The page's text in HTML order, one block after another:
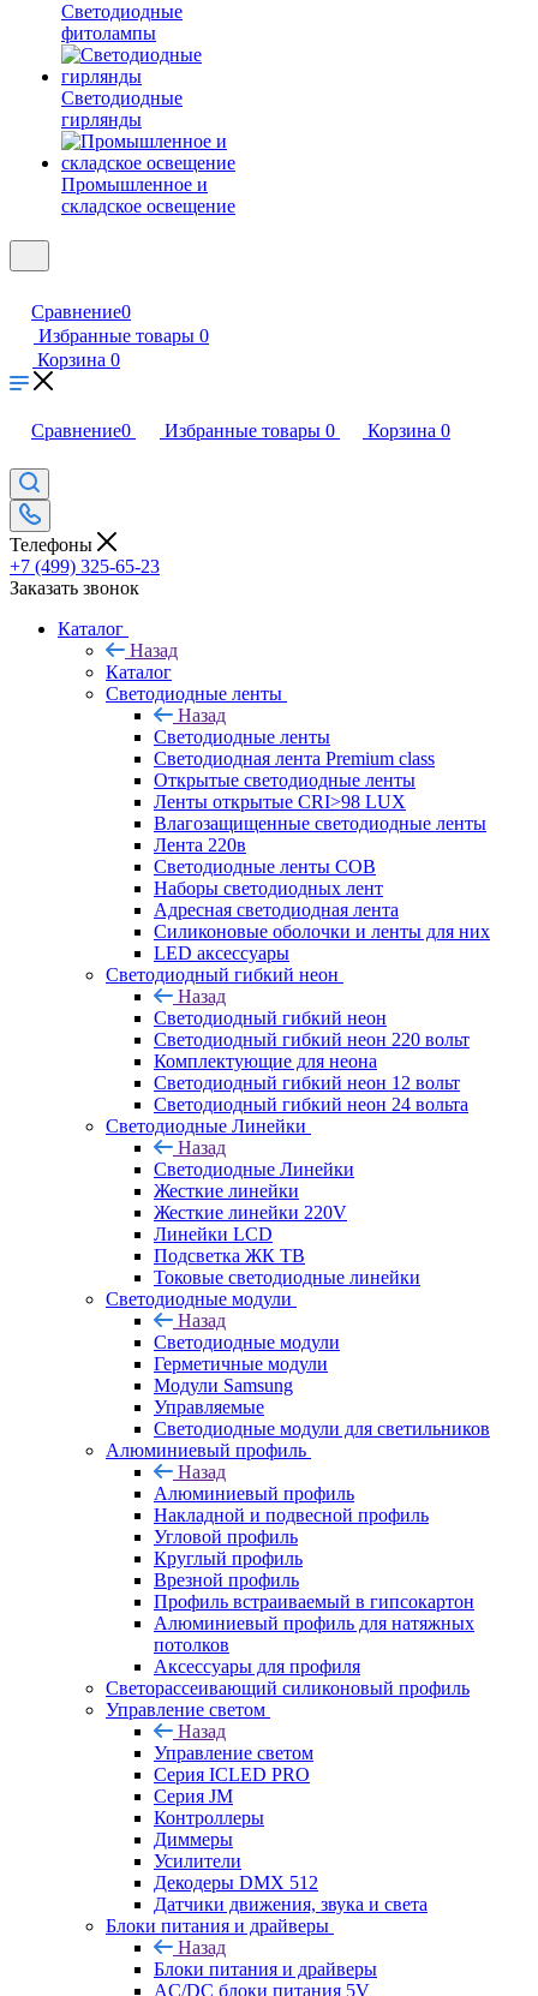
Светодиодные
фитолампы
Светодиодные
гирлянды
Промышленное и
складское освещение
Сравнение0
Избранные товары 0
Корзина 0
Сравнение0 Избранные товары 0 Корзина 0
Телефоны
+7 (499) 325-65-23
Заказать звонок
Каталог
Назад
Каталог
Светодиодные ленты
Назад
Светодиодные ленты
Светодиодная лента Premium class
Открытые светодиодные ленты
Ленты открытые CRI>98 LUX
Влагозащищенные светодиодные ленты
Лента 220в
Светодиодные ленты COB
Наборы светодиодных лент
Адресная светодиодная лента
Силиконовые оболочки и ленты для них
LED аксессуары
Светодиодный гибкий неон
Назад
Светодиодный гибкий неон
Светодиодный гибкий неон 220 вольт
Комплектующие для неона
Светодиодный гибкий неон 12 вольт
Светодиодный гибкий неон 24 вольта
Светодиодные Линейки
Назад
Светодиодные Линейки
Жесткие линейки
Жесткие линейки 220V
Линейки LCD
Подсветка ЖК ТВ
Токовые светодиодные линейки
Светодиодные модули
Назад
Светодиодные модули
Герметичные модули
Модули Samsung
Управляемые
Светодиодные модули для светильников
Алюминиевый профиль
Назад
Алюминиевый профиль
Накладной и подвесной профиль
Угловой профиль
Круглый профиль
Врезной профиль
Профиль встраиваемый в гипсокартон
Алюминиевый профиль для натяжных
потолков
Аксессуары для профиля
Светорассеивающий силиконовый профиль
Управление светом
Назад
Управление светом
Серия ICLED PRO
Серия JM
Контроллеры
Диммеры
Усилители
Декодеры DMX 512
Датчики движения, звука и света
Блоки питания и драйверы
Назад
Блоки питания и драйверы
AC/DC блоки питания 5V